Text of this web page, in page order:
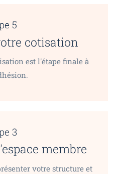
5
cotisation
est l'étape finale à
3
membre
votre structure et